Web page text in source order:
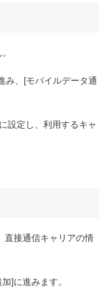
み、[モバイルデータ通
設定し、利用するキャ
直接通信キャリアの情
]に進みます。